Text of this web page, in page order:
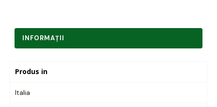
INFORMAŢII
Produs in
Italia